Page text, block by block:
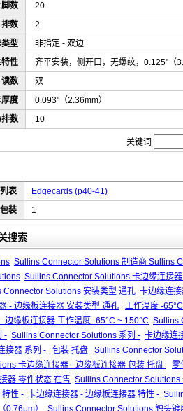
数
20
排数
2
型
非指定 - 双边
性
齐平安装，侧开口，无螺纹，0.125"（
读数
双
度
0.093"（2.36mm）
数
10
关键词
表
Edgecards (p40-41)
装
1
搜索
Sullins Connector Solutions 制造商 Sullins
Sullins Connector Solutions 卡边缘连接
Connector Solutions 安装类型 通孔 卡边缘连
- 边缘板连接器 安装类型 通孔
工作温度 -
边缘板连接器 工作温度 -65°C ~ 150°C Sullins
- Sullins Connector Solutions 系列 - 卡边缘连
接器 系列 -
包装 托盘
Sullins Connector
卡边缘连接器 - 边缘板连接器 包装 托盘
零
器 零件状态 在售 Sullins Connector Solutions
性 - 卡边缘连接器 - 边缘板连接器 特性 -
0.76μm）
Sullins Connector Solutions 触头